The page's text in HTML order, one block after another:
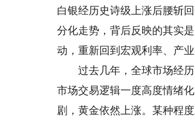
白银经历史诗级上涨后腰斩
分化走势，背后反映的其实
动，重新回到宏观利率、产
过去几年，全球市场经历
市场交易逻辑一度高度情绪
剧，黄金依然上涨。某种程